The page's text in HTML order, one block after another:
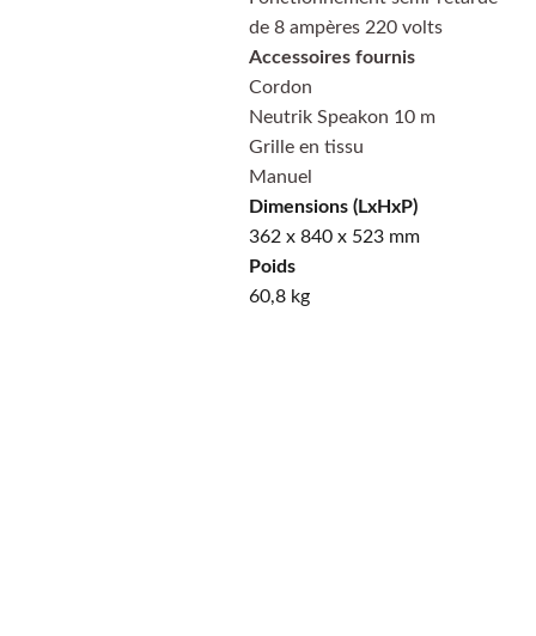
de 8 ampères 220 volts
Accessoires fournis
Cordon
Neutrik Speakon 10 m
Grille en tissu
Manuel
Dimensions (LxHxP)
362 x 840 x 523 mm
Poids
60,8 kg